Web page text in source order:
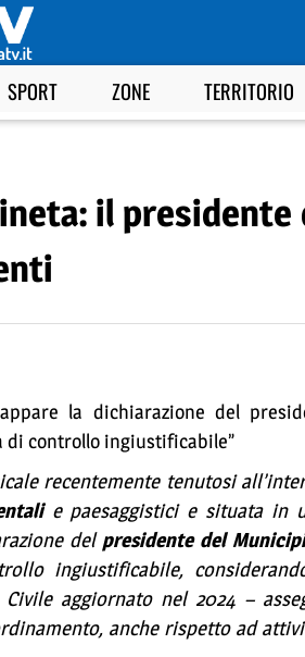
SPORT ZONE TERRITORIO
il presidente
la dichiarazione del
di controllo ingiustificabile”
recentemente tenutosi
e paesaggistici e situata in
del presidente del
ingiustificabile,
aggiornato nel 2024 –
anche rispetto ad